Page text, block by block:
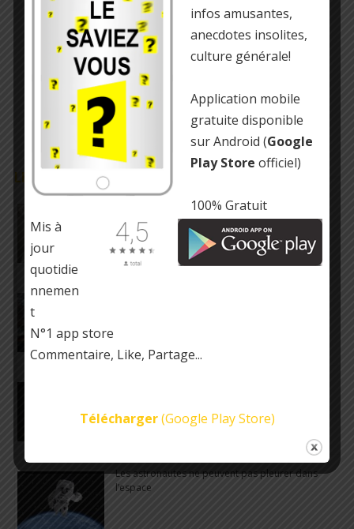
LE SAVIEZ-VOUS ?
116 mariages sont célébrés dans le monde
chaque minute
Les astronautes ne peuvent pas pleurer dans
l’espace
infos amusantes,
anecdotes insolites,
culture générale!
Application mobile
gratuite disponible
sur Android (Google
Play Store officiel)
100% Gratuit
Mis à
jour
quotidie
nnemen
t
N°1 app store
Commentaire, Like, Partage...
Télécharger(Google Play Store)